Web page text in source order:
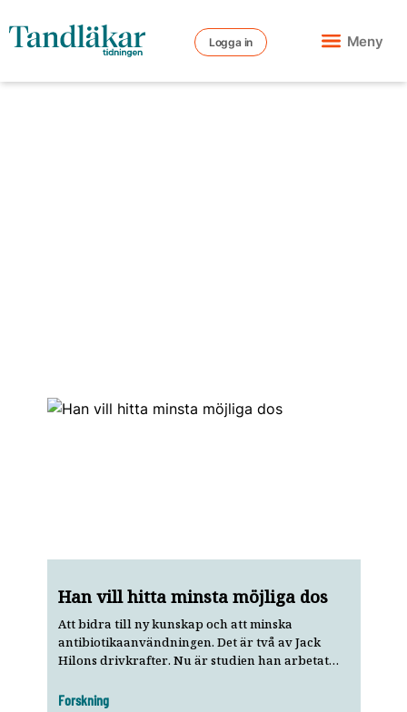
Logga in Meny
Han vill hitta minsta möjliga dos
Att bidra till ny kunskap och att minska
antibiotika­användningen. Det är två av Jack
Hilons drivkrafter. Nu är ­studien han arbetat
Forskning